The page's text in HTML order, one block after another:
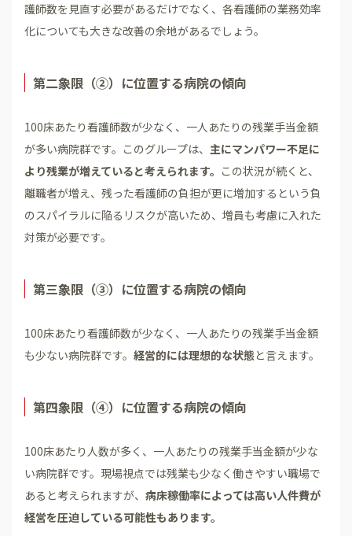
護師数を見直す必要があるだけでなく、各看護師の業務効率
化についても大きな改善の余地があるでしょう。
第二象限（②）に位置する病院の傾向
100床あたり看護師数が少なく、一人あたりの残業手当金額
が多い病院群です。このグループは、 主にマンパワー不足に
より残業が増えていると考えられます。 この状況が続くと、
離職者が増え、残った看護師の負担が更に増加するという負
のスパイラルに陥るリスクが高いため、増員も考慮に入れた
対策が必要です。
第三象限（③）に位置する病院の傾向
100床あたり看護師数が少なく、一人あたりの残業手当金額
も少ない病院群です。 経営的には理想的な状態と言えます。
第四象限（④）に位置する病院の傾向
100床あたり人数が多く、一人あたりの残業手当金額が少な
い病院群です。現場視点では残業も少なく働きやすい職場で
あると考えられますが、 病床稼働率によっては高い人件費が
経営を圧迫している可能性もあります。